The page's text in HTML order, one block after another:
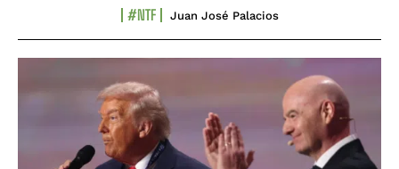
#NTF Juan José Palacios